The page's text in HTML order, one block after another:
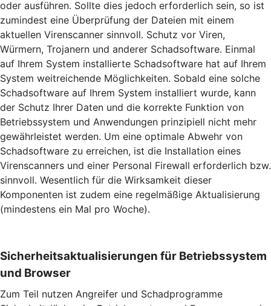
oder ausführen. Sollte dies jedoch erforderlich sein, so ist
zumindest eine Überprüfung der Dateien mit einem
aktuellen Virenscanner sinnvoll. Schutz vor Viren,
Würmern, Trojanern und anderer Schadsoftware. Einmal
auf Ihrem System installierte Schadsoftware hat auf Ihrem
System weitreichende Möglichkeiten. Sobald eine solche
Schadsoftware auf Ihrem System installiert wurde, kann
der Schutz Ihrer Daten und die korrekte Funktion von
Betriebssystem und Anwendungen prinzipiell nicht mehr
gewährleistet werden. Um eine optimale Abwehr von
Schadsoftware zu erreichen, ist die Installation eines
Virenscanners und einer Personal Firewall erforderlich bzw.
sinnvoll. Wesentlich für die Wirksamkeit dieser
Komponenten ist zudem eine regelmäßige Aktualisierung
(mindestens ein Mal pro Woche).
Sicherheitsaktualisierungen für Betriebssystem
und Browser
Zum Teil nutzen Angreifer und Schadprogramme